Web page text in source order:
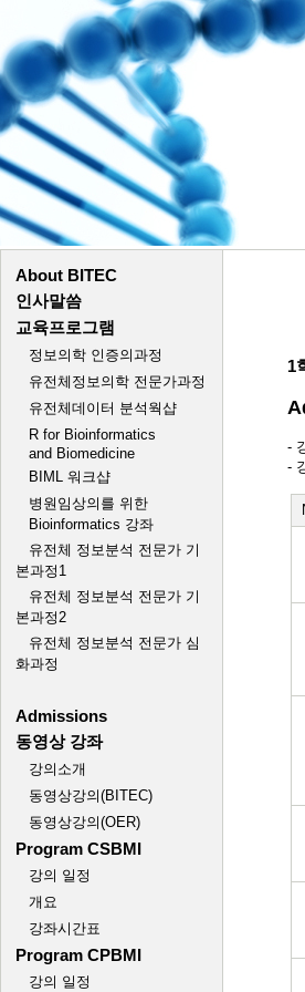
1
- 강의
- 강의